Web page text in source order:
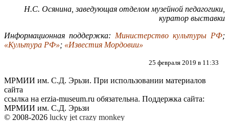
Н.С. Осянина, заведующая отделом музейной педагогики,
куратор выставки
Информационная поддержка: Министерство культуры РФ;
«Культура РФ»; «Известия Мордовии»
25 февраля 2019 в 11:33
МРМИИ им. С.Д. Эрьзи. При использовании материалов
сайта
ссылка на erzia-museum.ru обязательна. Поддержка сайта:
МРМИИ им. С.Д. Эрьзи
© 2008-2026 lucky jet crazy monkey